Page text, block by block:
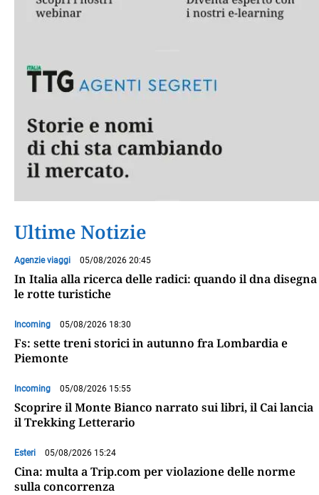
Ultime Notizie
Agenzie viaggi 05/08/2026 20:45
In Italia alla ricerca delle radici: quando il dna disegna
le rotte turistiche
Incoming 05/08/2026 18:30
Fs: sette treni storici in autunno fra Lombardia e
Piemonte
Incoming 05/08/2026 15:55
Scoprire il Monte Bianco narrato sui libri, il Cai lancia
il Trekking Letterario
Esteri 05/08/2026 15:24
Cina: multa a Trip.com per violazione delle norme
sulla concorrenza